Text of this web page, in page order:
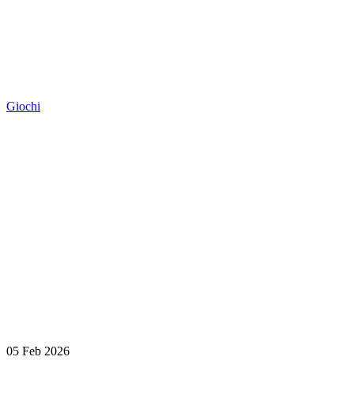
Giochi
05 Feb 2026